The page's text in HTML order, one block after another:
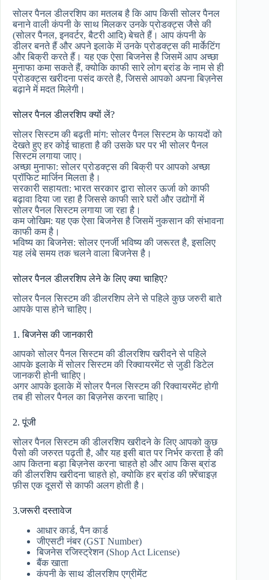
सोलर पैनल डीलरशिप का मतलब है कि आप किसी सोलर पैनल
बनाने वाली कंपनी के साथ मिलकर उनके प्रोडक्ट्स जैसे की
(सोलर पैनल, इनवर्टर, बैटरी आदि) बेचते हैं। आप कंपनी के
डीलर बनते हैं और अपने इलाके में उनके प्रोडक्ट्स की मार्केटिंग
और बिक्री करते हैं। यह एक ऐसा बिजनेस है जिसमें आप अच्छा
मुनाफा कमा सकते हैं, क्योकि काफी सारे लोग ब्रांड के नाम से ही
प्रोडक्ट्स खरीदना पसंद करते है, जिससे आपको अपना बिज़नेस
बढ़ाने में मदत मिलेगी।
सोलर पैनल डीलरशिप क्यों लें?
सोलर सिस्टम की बढ़ती मांग: सोलर पैनल सिस्टम के फायदों को
देखते हुए हर कोई चाहता है की उसके घर पर भी सोलर पैनल
सिस्टम लगाया जाए।
अच्छा मुनाफा: सोलर प्रोडक्ट्स की बिक्री पर आपको अच्छा
प्रॉफिट मार्जिन मिलता है।
सरकारी सहायता: भारत सरकार द्वारा सोलर ऊर्जा को काफी
बढ़ावा दिया जा रहा है जिससे काफी सारे घरों और उद्योगों में
सोलर पैनल सिस्टम लगाया जा रहा है।
कम जोखिम: यह एक ऐसा बिजनेस है जिसमें नुकसान की संभावना
काफी कम है।
भविष्य का बिजनेस: सोलर एनर्जी भविष्य की जरूरत है, इसलिए
यह लंबे समय तक चलने वाला बिजनेस है।
सोलर पैनल डीलरशिप लेने के लिए क्या चाहिए?
सोलर पैनल सिस्टम की डीलरशिप लेने से पहिले कुछ जरुरी बाते
आपके पास होने चाहिए।
1. बिजनेस की जानकारी
आपको सोलर पैनल सिस्टम की डीलरशिप खरीदने से पहिले
आपके इलाके में सोलर सिस्टम की रिक्वायरमेंट से जुडी डिटेल
जानकरी होनी चाहिए।
अगर आपके इलाके में सोलर पैनल सिस्टम की रिक्वायरमेंट होगी
तब ही सोलर पैनल का बिज़नेस करना चाहिए।
2. पूंजी
सोलर पैनल सिस्टम की डीलरशिप खरीदने के लिए आपको कुछ
पैसो की जरुरत पढ़ती है, और यह इसी बात पर निर्भर करता है की
आप कितना बड़ा बिज़नेस करना चाहते हो और आप किस ब्रांड
की डीलरशिप खरीदना चाहते हो, क्योकि हर ब्रांड की फ़्रेंचाइज़
फ़ीस एक दूसरों से काफी अलग होती है।
3.जरूरी दस्तावेज
आधार कार्ड, पैन कार्ड
जीएसटी नंबर (GST Number)
बिजनेस रजिस्ट्रेशन (Shop Act License)
बैंक खाता
कंपनी के साथ डीलरशिप एग्रीमेंट